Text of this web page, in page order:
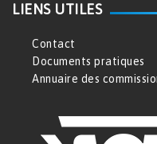
LIENS UTILES
Contact
Documents pratiques
Annuaire des